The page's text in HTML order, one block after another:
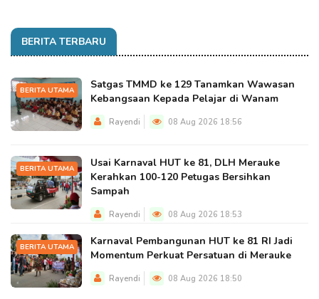
BERITA TERBARU
BERITA UTAMA
Satgas TMMD ke 129 Tanamkan Wawasan
Kebangsaan Kepada Pelajar di Wanam
Rayendi 08 Aug 2026 18:56
BERITA UTAMA
Usai Karnaval HUT ke 81, DLH Merauke
Kerahkan 100-120 Petugas Bersihkan
Sampah
Rayendi 08 Aug 2026 18:53
BERITA UTAMA
Karnaval Pembangunan HUT ke 81 RI Jadi
Momentum Perkuat Persatuan di Merauke
Rayendi 08 Aug 2026 18:50